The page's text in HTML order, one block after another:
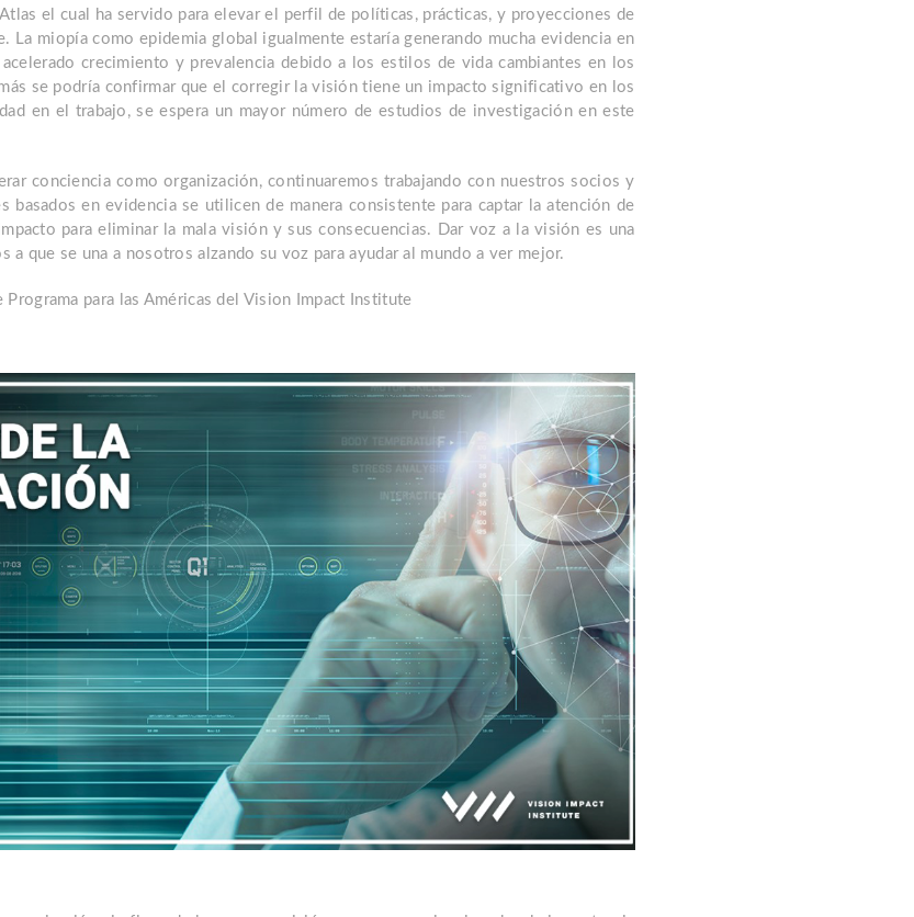
el cual ha servido para elevar el perfil de políticas, prácticas, y proyecciones de
La miopía como epidemia global igualmente estaría generando mucha evidencia en
crecimiento y prevalencia debido a los estilos de vida cambiantes en los
se podría confirmar que el corregir la visión tiene un impacto significativo en los
en el trabajo, se espera un mayor número de estudios de investigación en este
conciencia como organización, continuaremos trabajando con nuestros socios y
basados ​​en evidencia se utilicen de manera consistente para captar la atención de
para eliminar la mala visión y sus consecuencias. Dar voz a la visión es una
a que se una a nosotros alzando su voz para ayudar al mundo a ver mejor.
Programa para las Américas del Vision Impact Institute